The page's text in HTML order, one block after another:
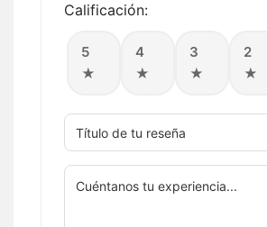
Calificación:
5
★
4
★
3
★
2
★